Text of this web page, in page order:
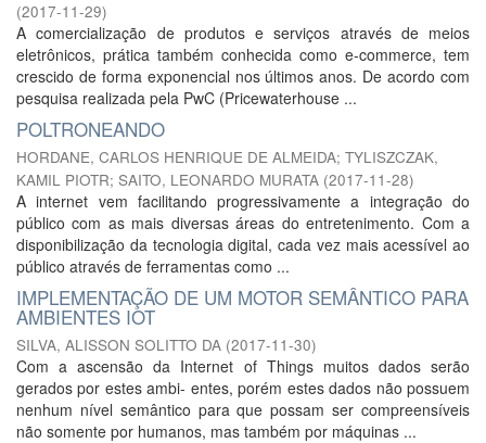
(2017-11-29)
A comercialização de produtos e serviços através de meios
eletrônicos, prática também conhecida como e-commerce, tem
crescido de forma exponencial nos últimos anos. De acordo com
pesquisa realizada pela PwC (Pricewaterhouse ...
POLTRONEANDO
HORDANE, CARLOS HENRIQUE DE ALMEIDA; TYLISZCZAK,
KAMIL PIOTR; SAITO, LEONARDO MURATA (2017-11-28)
A internet vem facilitando progressivamente a integração do
público com as mais diversas áreas do entretenimento. Com a
disponibilização da tecnologia digital, cada vez mais acessível ao
público através de ferramentas como ...
IMPLEMENTAÇÃO DE UM MOTOR SEMÂNTICO PARA
AMBIENTES IOT
SILVA, ALISSON SOLITTO DA (2017-11-30)
Com a ascensão da Internet of Things muitos dados serão
gerados por estes ambi- entes, porém estes dados não possuem
nenhum nível semântico para que possam ser compreensíveis
não somente por humanos, mas também por máquinas ...